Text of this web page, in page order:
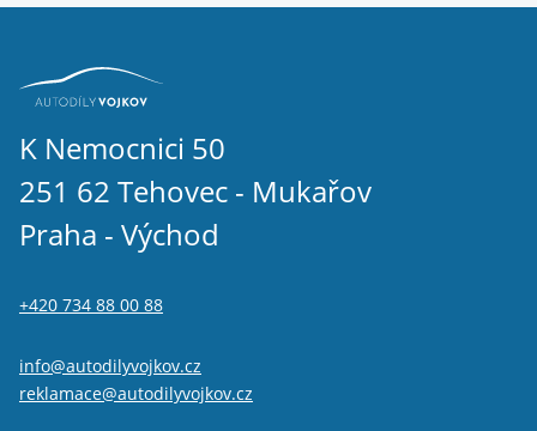
K Nemocnici 50
251 62 Tehovec - Mukařov
Praha - Východ
+420 734 88 00 88
info@autodilyvojkov.cz
reklamace@autodilyvojkov.cz